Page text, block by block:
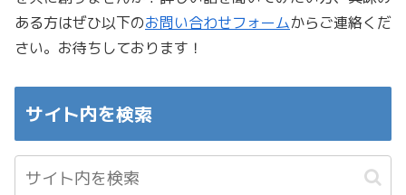
ある方はぜひ以下のお問い合わせフォームからご連絡くだ
さい。お待ちしております！
サイト内を検索